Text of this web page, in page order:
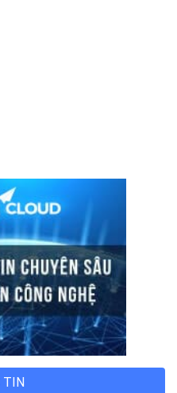
Huy Tưởng, phường Thanh
Tần, phường Xuân Hòa,
Lê Chân, TP. Hải